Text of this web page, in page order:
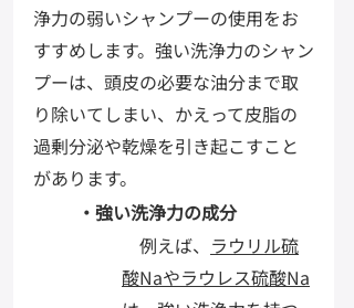
浄力の弱いシャンプーの使用をお
すすめします。強い洗浄力のシャン
プーは、頭皮の必要な油分まで取
り除いてしまい、かえって皮脂の
過剰分泌や乾燥を引き起こすこと
があります。
・強い洗浄力の成分
例えば、 ラウリル硫
酸Naやラウレス硫酸Na